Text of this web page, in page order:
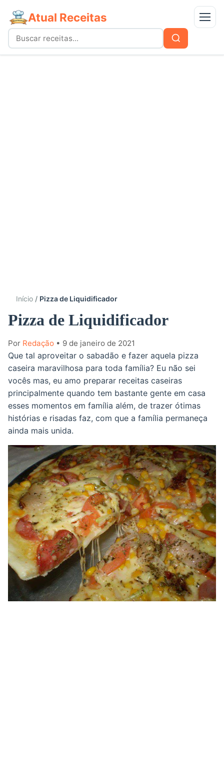
Atual Receitas Menu
Buscar
por:
Buscar
Início Pizza de Liquidificador
Pizza de Liquidificador
Por Redação • 9 de janeiro de 2021
Que tal aproveitar o sabadão e fazer aquela pizza
caseira maravilhosa para toda família? Eu não sei
vocês mas, eu amo preparar receitas caseiras
principalmente quando tem bastante gente em casa
esses momentos em família além, de trazer ótimas
histórias e risadas faz, com que a família permaneça
ainda mais unida.